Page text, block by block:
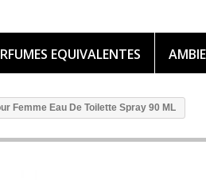
EQUIVALENTES
Femme Eau De Toilette Spray 90 ML